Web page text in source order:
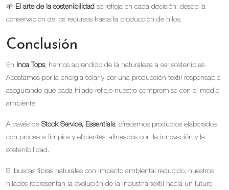
🌱 El arte de la sostenibilidad se refleja en cada decisión: desde la
conservación de los recursos hasta la producción de hilos.
Conclusión
En Inca Tops, hemos aprendido de la naturaleza a ser sostenibles.
Apostamos por la energía solar y por una producción textil responsable,
asegurando que cada hilado refleje nuestro compromiso con el medio
ambiente.
A través de Stock Service, Essentials, ofrecemos productos elaborados
con procesos limpios y eficientes, alineados con la innovación y la
sostenibilidad.
Si buscas fibras naturales con impacto ambiental reducido, nuestros
hilados representan la evolución de la industria textil hacia un futuro